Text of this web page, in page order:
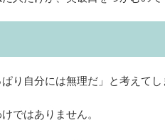
り自分には無理だ」と考えてし
ではありません。